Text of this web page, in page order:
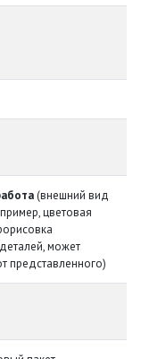
(внешний вид
цветовая
может
представленного)